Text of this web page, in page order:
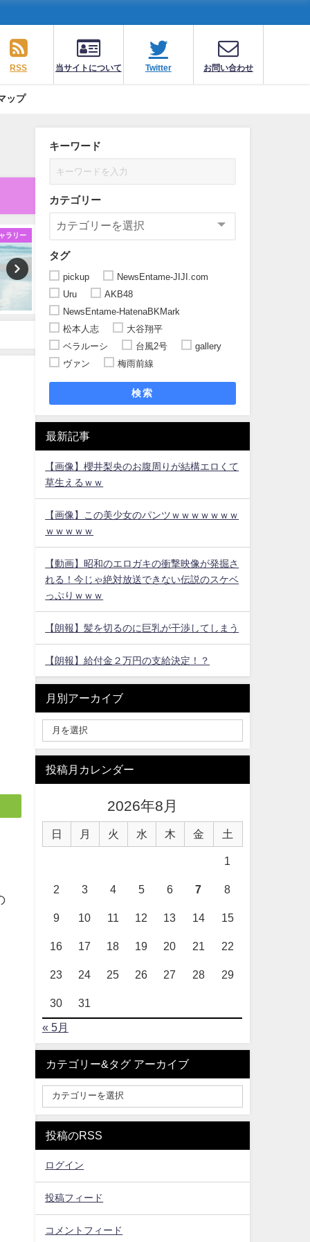
RSS 当サイトについて Twitter お問い合わせ
ップ
ラリー
キーワード
カテゴリー
タグ
pickup
NewsEntame-JIJI.com
Uru
AKB48
NewsEntame-HatenaBKMark
松本人志
大谷翔平
ベラルーシ
台風2号
gallery
ヴァン
梅雨前線
検索
最新記事
【画像】櫻井梨央のお腹周りが結構エロくて
草生えるｗｗ
【画像】この美少女のパンツｗｗｗｗｗｗｗ
ｗｗｗｗｗ
【動画】昭和のエロガキの衝撃映像が発掘さ
れる！今じゃ絶対放送できない伝説のスケベ
っぷりｗｗｗ
【朗報】髪を切るのに巨乳が干渉してしまう
【朗報】給付金２万円の支給決定！？
月別アーカイブ
投稿月カレンダー
2026年8月
日 月 火 水 木 金 土
1
2 3 4 5 6 7 8
9 10 11 12 13 14 15
16 17 18 19 20 21 22
23 24 25 26 27 28 29
30 31
« 5月
カテゴリー&タグ アーカイブ
投稿のRSS
ログイン
投稿フィード
コメントフィード